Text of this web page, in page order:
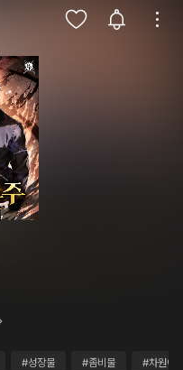
#성장물 #좀비물 #차원이